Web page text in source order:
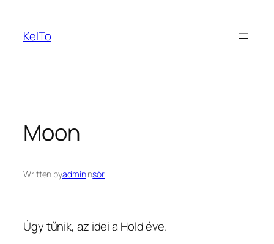
tartalomhoz
KeITo
Moon
Written byadmininsör
Úgy tűnik, az idei a Hold éve.